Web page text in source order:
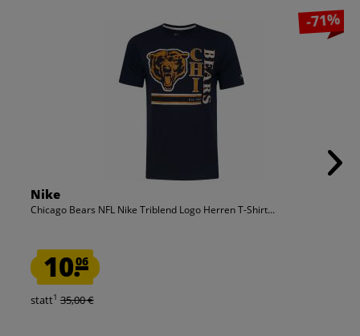
-71%
Nike
Chicago Bears NFL Nike Triblend Logo Herren T-Shirt...
10.06
statt1 35,00 €